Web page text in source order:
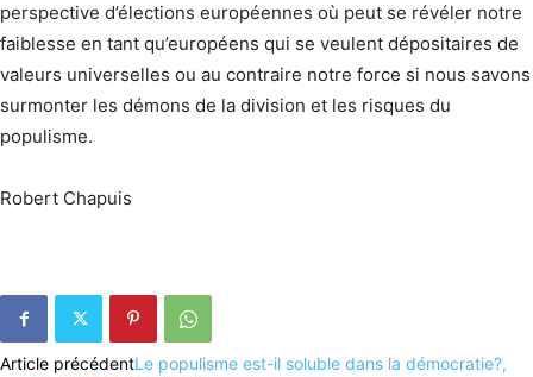
perspective d’élections européennes où peut se révéler notre
faiblesse en tant qu’européens qui se veulent dépositaires de
valeurs universelles ou au contraire notre force si nous savons
surmonter les démons de la division et les risques du
populisme.
Robert Chapuis
Article précédentLe populisme est-il soluble dans la démocratie?,